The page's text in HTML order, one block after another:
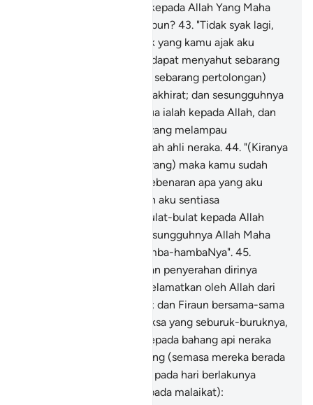
mengajak kamu beriman kepada Allah Yang Maha
Kuasa, lagi Maha Pengampun? 43. "Tidak syak lagi,
bahawa makhluk-makhluk yang kamu ajak aku
menyembahnya itu tidak dapat menyahut sebarang
seruan (atau memberikan sebarang pertolongan)
sama ada di dunia atau di akhirat; dan sesungguhnya
tempat kembali kita semua ialah kepada Allah, dan
sebenarnya orang-orang yang melampau
kejahatannya itu, merekalah ahli neraka. 44. "(Kiranya
kamu tetap berdegil sekarang) maka kamu sudah
tentu akan mengetahui kebenaran apa yang aku
katakan kepada kamu; dan aku sentiasa
menyerahkan urusanku bulat-bulat kepada Allah
(untuk memeliharaku); sesungguhnya Allah Maha
Melihat akan keadaan hamba-hambaNya". 45.
(Dengan keikhlasannya dan penyerahan dirinya
kepada Allah) maka ia diselamatkan oleh Allah dari
angkara tipu daya mereka; dan Firaun bersama-sama
kaumnya ditimpa azab seksa yang seburuk-buruknya,
Mereka didedahkan kepada bahang api neraka
pada waktu pagi dan petang (semasa mereka berada
dalam alam Barzakh); dan pada hari berlakunya
kiamat (diperintahkan kepada malaikat):